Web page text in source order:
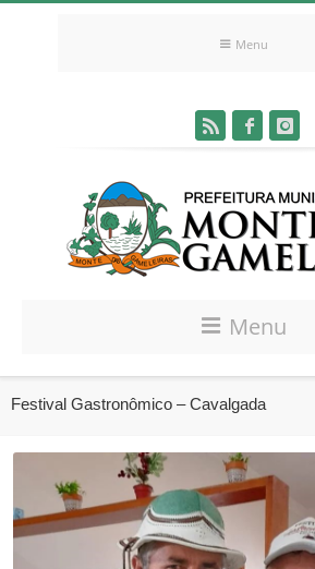
Menu
Menu
Festival Gastronômico – Cavalgada